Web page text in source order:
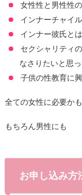
女性性と男性性
インナーチャイ
インナー彼氏と
セクシャリティ
なさりたいと思
子供の性教育に
全ての女性に必要か
もちろん男性にも
お申し込み方